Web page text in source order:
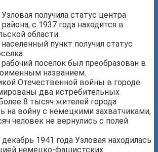
получила статус центра
с 1937 года находится в
области.
пункт получил статус
рабочий поселок был преобразован в
названием.
Отечественной войны в городе
два истребительных
8 тысяч жителей города
на войну с немецкими захватчиками,
человек не вернулись с полей
1941 года Узловая находилась
немецко-фашистских